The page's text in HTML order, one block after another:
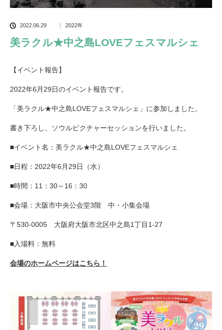
2022.06.29 2022年
美ラクル★中之島LOVEフェスマルシェ
【イベント報告】
2022年6月29日のイベント報告です。
「美ラクル★中之島LOVEフェスマルシェ」に参加しました。
書き下ろし、ソウルピクチャーセッションを行いました。
■イベント名：美ラクル★中之島LOVEフェスマルシェ
■日程：2022年6月29日（水）
■時間：11：30～16：30
■会場：大阪市中央公会堂3階 中・小集会場
〒530-0005 大阪府大阪市北区中之島1丁目1-27
■入場料：無料
会場のホームページはこちら！